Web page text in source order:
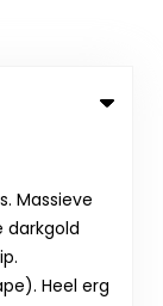
Massieve
darkgold
Heel erg